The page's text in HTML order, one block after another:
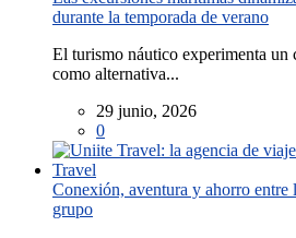
durante la temporada de verano
El turismo náutico experimenta un
como alternativa...
29 junio, 2026
0
Conexión, aventura y ahorro entre
grupo